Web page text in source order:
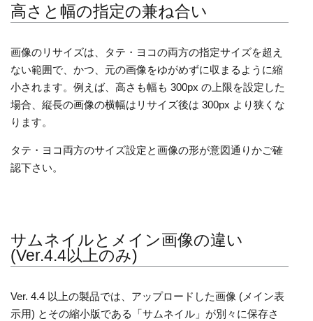
高さと幅の指定の兼ね合い
画像のリサイズは、タテ・ヨコの両方の指定サイズを超え
ない範囲で、かつ、元の画像をゆがめずに収まるように縮
小されます。例えば、高さも幅も 300px の上限を設定した
場合、縦長の画像の横幅はリサイズ後は 300px より狭くな
ります。
タテ・ヨコ両方のサイズ設定と画像の形が意図通りかご確
認下さい。
サムネイルとメイン画像の違い
(Ver.4.4以上のみ)
Ver. 4.4 以上の製品では、アップロードした画像 (メイン表
示用) とその縮小版である「サムネイル」が別々に保存さ